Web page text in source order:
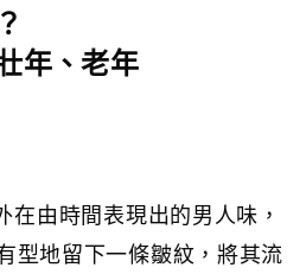
年、老年
在由時間表現出的男人味，
型地留下一條皺紋，將其流